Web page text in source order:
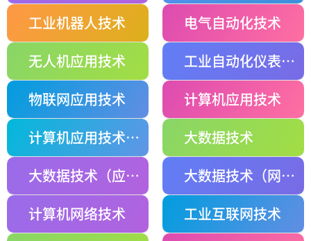
工业机器人技术
电气自动化技术
无人机应用技术
工业自动化仪表技术
物联网应用技术
计算机应用技术
计算机应用技术（网络管理与应用）
大数据技术
大数据技术（应用软件开发）
大数据技术（网络管理与应用）
计算机网络技术
工业互联网技术